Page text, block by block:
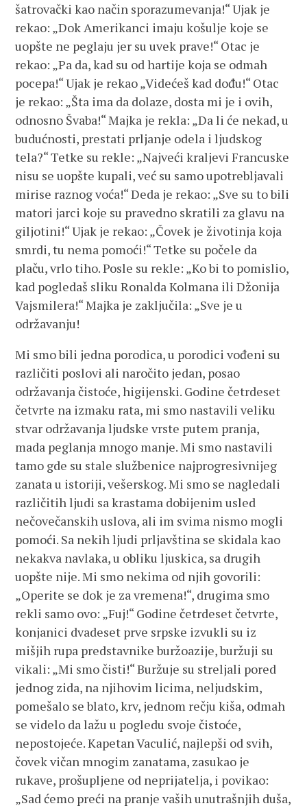
šatrovački kao način sporazumevanja!“ Ujak je
rekao: „Dok Amerikanci imaju košulje koje se
uopšte ne peglaju jer su uvek prave!“ Otac je
rekao: „Pa da, kad su od hartije koja se odmah
pocepa!“ Ujak je rekao „Videćeš kad dođu!“ Otac
je rekao: „Šta ima da dolaze, dosta mi je i ovih,
odnosno Švaba!“ Majka je rekla: „Da li će nekad, u
budućnosti, prestati prljanje odela i ljudskog
tela?“ Tetke su rekle: „Najveći kraljevi Francuske
nisu se uopšte kupali, već su samo upotrebljavali
mirise raznog voća!“ Deda je rekao: „Sve su to bili
matori jarci koje su pravedno skratili za glavu na
giljotini!“ Ujak je rekao: „Čovek je životinja koja
smrdi, tu nema pomoći!“ Tetke su počele da
plaču, vrlo tiho. Posle su rekle: „Ko bi to pomislio,
kad pogledaš sliku Ronalda Kolmana ili Džonija
Vajsmilera!“ Majka je zaključila: „Sve je u
održavanju!
Mi smo bili jedna porodica, u porodici vođeni su
različiti poslovi ali naročito jedan, posao
održavanja čistoće, higijenski. Godine četrdeset
četvrte na izmaku rata, mi smo nastavili veliku
stvar održavanja ljudske vrste putem pranja,
mada peglanja mnogo manje. Mi smo nastavili
tamo gde su stale službenice najprogresivnijeg
zanata u istoriji, vešerskog. Mi smo se nagledali
različitih ljudi sa krastama dobijenim usled
nečovečanskih uslova, ali im svima nismo mogli
pomoći. Sa nekih ljudi prljavština se skidala kao
nekakva navlaka, u obliku ljuskica, sa drugih
uopšte nije. Mi smo nekima od njih govorili:
„Operite se dok je za vremena!“, drugima smo
rekli samo ovo: „Fuj!“ Godine četrdeset četvrte,
konjanici dvadeset prve srpske izvukli su iz
mišjih rupa predstavnike buržoazije, buržuji su
vikali: „Mi smo čisti!“ Buržuje su streljali pored
jednog zida, na njihovim licima, neljudskim,
pomešalo se blato, krv, jednom rečju kiša, odmah
se videlo da lažu u pogledu svoje čistoće,
nepostojeće. Kapetan Vaculić, najlepši od svih,
čovek vičan mnogim zanatama, zasukao je
rukave, prošupljene od neprijatelja, i povikao:
„Sad ćemo preći na pranje vaših unutrašnjih duša,